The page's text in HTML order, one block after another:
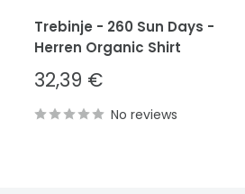
Trebinje - 260 Sun Days -
Herren Organic Shirt
Sale
price
32,39 €
No reviews